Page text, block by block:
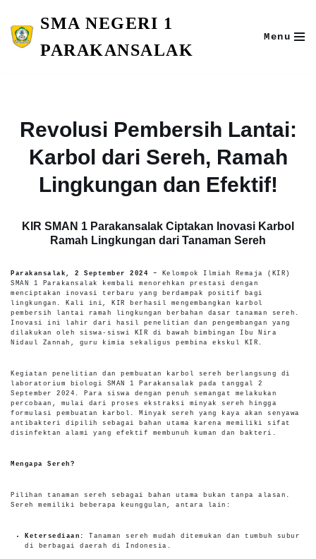
Skip
to
content
SMA NEGERI 1
PARAKANSALAK
Menu
Revolusi Pembersih Lantai:
Karbol dari Sereh, Ramah
Lingkungan dan Efektif!
KIR SMAN 1 Parakansalak Ciptakan Inovasi Karbol
Ramah Lingkungan dari Tanaman Sereh
Parakansalak, 2 September 2024 – Kelompok Ilmiah Remaja (KIR)
SMAN 1 Parakansalak kembali menorehkan prestasi dengan
menciptakan inovasi terbaru yang berdampak positif bagi
lingkungan. Kali ini, KIR berhasil mengembangkan karbol
pembersih lantai ramah lingkungan berbahan dasar tanaman sereh.
Inovasi ini lahir dari hasil penelitian dan pengembangan yang
dilakukan oleh siswa-siswi KIR di bawah bimbingan Ibu Nira
Nidaul Zannah, guru kimia sekaligus pembina ekskul KIR.
Kegiatan penelitian dan pembuatan karbol sereh berlangsung di
laboratorium biologi SMAN 1 Parakansalak pada tanggal 2
September 2024. Para siswa dengan penuh semangat melakukan
percobaan, mulai dari proses ekstraksi minyak sereh hingga
formulasi pembuatan karbol. Minyak sereh yang kaya akan senyawa
antibakteri dipilih sebagai bahan utama karena memiliki sifat
disinfektan alami yang efektif membunuh kuman dan bakteri.
Mengapa Sereh?
Pilihan tanaman sereh sebagai bahan utama bukan tanpa alasan.
Sereh memiliki beberapa keunggulan, antara lain:
Ketersediaan:
Tanaman sereh mudah ditemukan dan tumbuh subur
di berbagai daerah di Indonesia.